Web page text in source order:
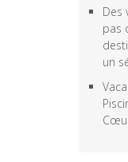
Des
pas
un